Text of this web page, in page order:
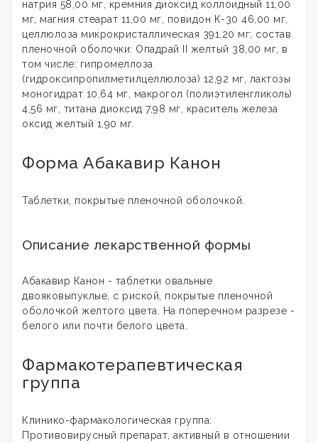
натрия 58,00 мг, кремния диоксид коллоидный 11,00
мг, магния стеарат 11,00 мг, повидон К-30 46,00 мг,
целлюлоза микрокристаллическая 391,20 мг; состав
пленочной оболочки: Опадрай II желтый 38,00 мг, в
том числе: гипромеллоза
(гидроксипропилметилцеллюлоза) 12,92 мг, лактозы
моногидрат 10,64 мг, макрогол (полиэтиленгликоль)
4,56 мг, титана диоксид 7,98 мг, краситель железа
оксид желтый 1,90 мг.
Форма Абакавир Канон
Таблетки, покрытые пленочной оболочкой.
Описание лекарственной формы
Абакавир Канон - таблетки овальные
двояковыпуклые, с риской, покрытые пленочной
оболочкой желтого цвета. На поперечном разрезе -
белого или почти белого цвета.
Фармакотерапевтическая
группа
Клинико-фармакологическая группа:
Противовирусный препарат, активный в отношении